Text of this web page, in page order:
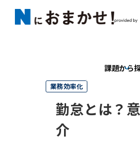
課題から
業務効率化
勤怠とは？
介